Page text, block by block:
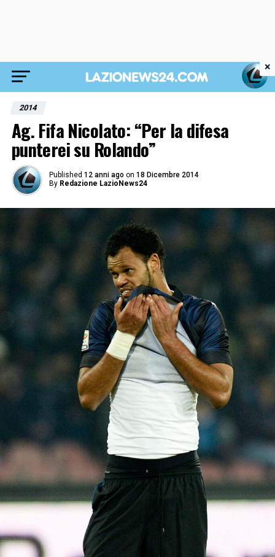
2014
Ag. Fifa Nicolato: “Per la difesa
punterei su Rolando”
Published 12 anni ago on 18 Dicembre 2014
By Redazione LazioNews24
×